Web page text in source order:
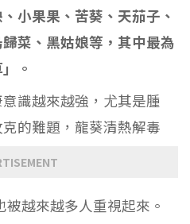
小果果、苦葵、天茄子、
菜、黑姑娘等，其中最為
。
識越來越強，尤其是腫
的難題，龍葵清熱解毒
越來越多人重視起來。